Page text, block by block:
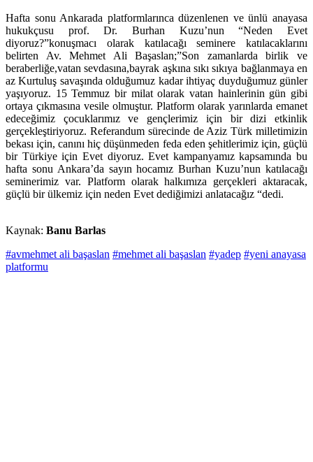
Hafta sonu Ankarada platformlarınca düzenlenen ve ünlü anayasa
hukukçusu prof. Dr. Burhan Kuzu’nun “Neden Evet
diyoruz?”konuşmacı olarak katılacağı seminere katılacaklarını
belirten Av. Mehmet Ali Başaslan;”Son zamanlarda birlik ve
beraberliğe,vatan sevdasına,bayrak aşkına sıkı sıkıya bağlanmaya en
az Kurtuluş savaşında olduğumuz kadar ihtiyaç duyduğumuz günler
yaşıyoruz. 15 Temmuz bir milat olarak vatan hainlerinin gün gibi
ortaya çıkmasına vesile olmuştur. Platform olarak yarınlarda emanet
edeceğimiz çocuklarımız ve gençlerimiz için bir dizi etkinlik
gerçekleştiriyoruz. Referandum sürecinde de Aziz Türk milletimizin
bekası için, canını hiç düşünmeden feda eden şehitlerimiz için, güçlü
bir Türkiye için Evet diyoruz. Evet kampanyamız kapsamında bu
hafta sonu Ankara’da sayın hocamız Burhan Kuzu’nun katılacağı
seminerimiz var. Platform olarak halkımıza gerçekleri aktaracak,
güçlü bir ülkemiz için neden Evet dediğimizi anlatacağız “dedi.
Kaynak: Banu Barlas
#avmehmet ali başaslan #mehmet ali başaslan #yadep #yeni anayasa
platformu